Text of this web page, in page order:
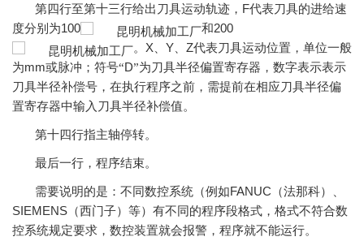
第四行至第十三行给出刀具运动轨迹， F代表刀具的进给速
度分别为100 和200
。 X Y Z代表刀具运动位置，单位一般
为mm或脉冲；符号“D”为刀具半径偏置寄存器，数字表示表示
刀具半径补偿号 ，在执行程序之前，需提前在相应刀具半径偏
置寄存器中输入刀具半径补偿值。
第十四行指主轴停转。
最后一行，程序结束。
需要说明的是：不同数控系统（例如FANUC （法那科）、
SIEMENS （西门子）等）有不同的程序段格式，格式不符合数
控系统规定要求，数控装置就会报警，程序就不能运行。